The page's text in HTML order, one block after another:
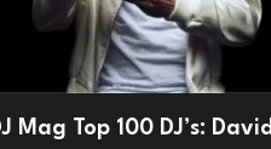
Mag Top 100 DJ’s: David